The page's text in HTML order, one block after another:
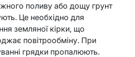
поливу або дощу грунт
Це необхідно для
земляної кірки, що
повітрообміну. При
грядки пропалюють.